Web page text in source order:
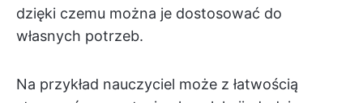
dzięki czemu można je dostosować do
własnych potrzeb.
Na przykład nauczyciel może z łatwością